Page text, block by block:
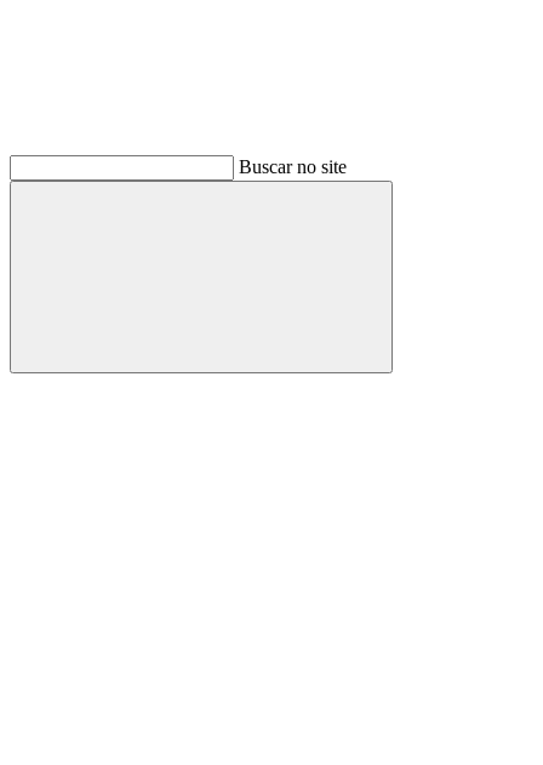
Buscar no site
Buscar